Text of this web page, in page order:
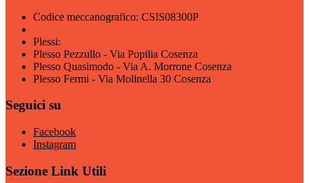
Codice meccanografico: CSIS08300P
Plessi:
Plesso Pezzullo - Via Popilia Cosenza
Plesso Quasimodo - Via A. Morrone Cosenza
Plesso Fermi - Via Molinella 30 Cosenza
Seguici su
Facebook
Instagram
Sezione Link Utili